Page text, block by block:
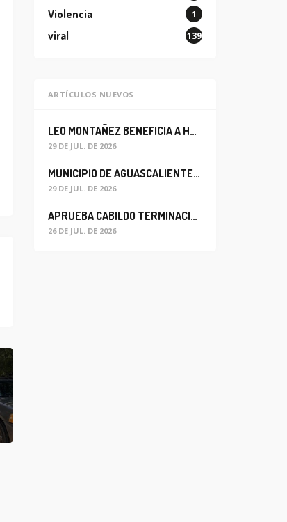
Violencia 1
viral 139
ARTÍCULOS NUEVOS
LEO MONTAÑEZ BENEFICIA A HABITANTES DEL BARRIO DE LA SALUD CON MEJORA DEL ALCANTARILLADO SANITARIO
29 DE JUL. DE 2026
MUNICIPIO DE AGUASCALIENTES REABRE CIRCULACIÓN VEHICULAR EN LA CALLE JOSEFA ORTIZ DE DOMÍNGUEZ
29 DE JUL. DE 2026
APRUEBA CABILDO TERMINACIÓN ANTICIPADA DEL CONTRATO PARA EL PROYECTO DE MODERNIZACIÓN DEL SISTEMA DE ALUMBRADO
26 DE JUL. DE 2026